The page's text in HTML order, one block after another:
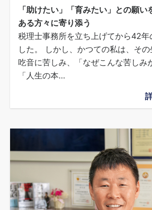
「助けたい」「育みたい」との願い
ある方々に寄り添う
税理士事務所を立ち上げてから42年
した。 しかし、かつての私は、そ
吃音に苦しみ、「なぜこんな苦しみ
「人生の本…